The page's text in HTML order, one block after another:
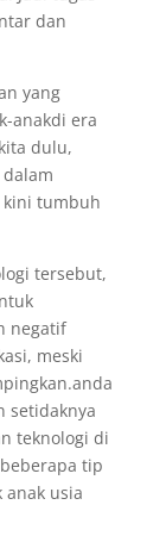
dan
yang
anakdi era
dulu,
kini tumbuh
tersebut,
negatif
meski
setidaknya
teknologi di
tip
usia